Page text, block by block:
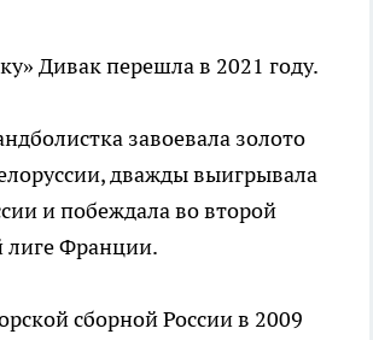
Дивак перешла в 2021 году.
завоевала золото
дважды выигрывала
и побеждала во второй
лиге Франции.
сборной России в 2009